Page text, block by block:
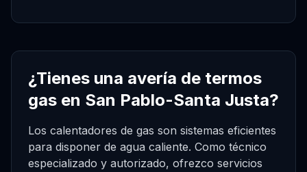
¿Tienes una avería de termos
gas en San Pablo-Santa Justa?
Los calentadores de gas son sistemas eficientes
para disponer de agua caliente. Como técnico
especializado y autorizado, ofrezco servicios